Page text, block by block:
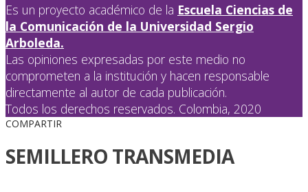
Es un proyecto académico de la Escuela Ciencias de
la Comunicación de la Universidad Sergio
Arboleda.
Las opiniones expresadas por este medio no
comprometen a la institución y hacen responsable
directamente al autor de cada publicación.
Todos los derechos reservados. Colombia, 2020
COMPARTIR
SEMILLERO TRANSMEDIA